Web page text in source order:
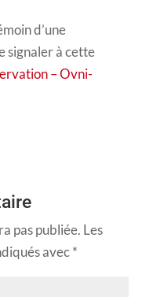
d’une
signaler à cette
– Ovni-
pas publiée. Les
avec*